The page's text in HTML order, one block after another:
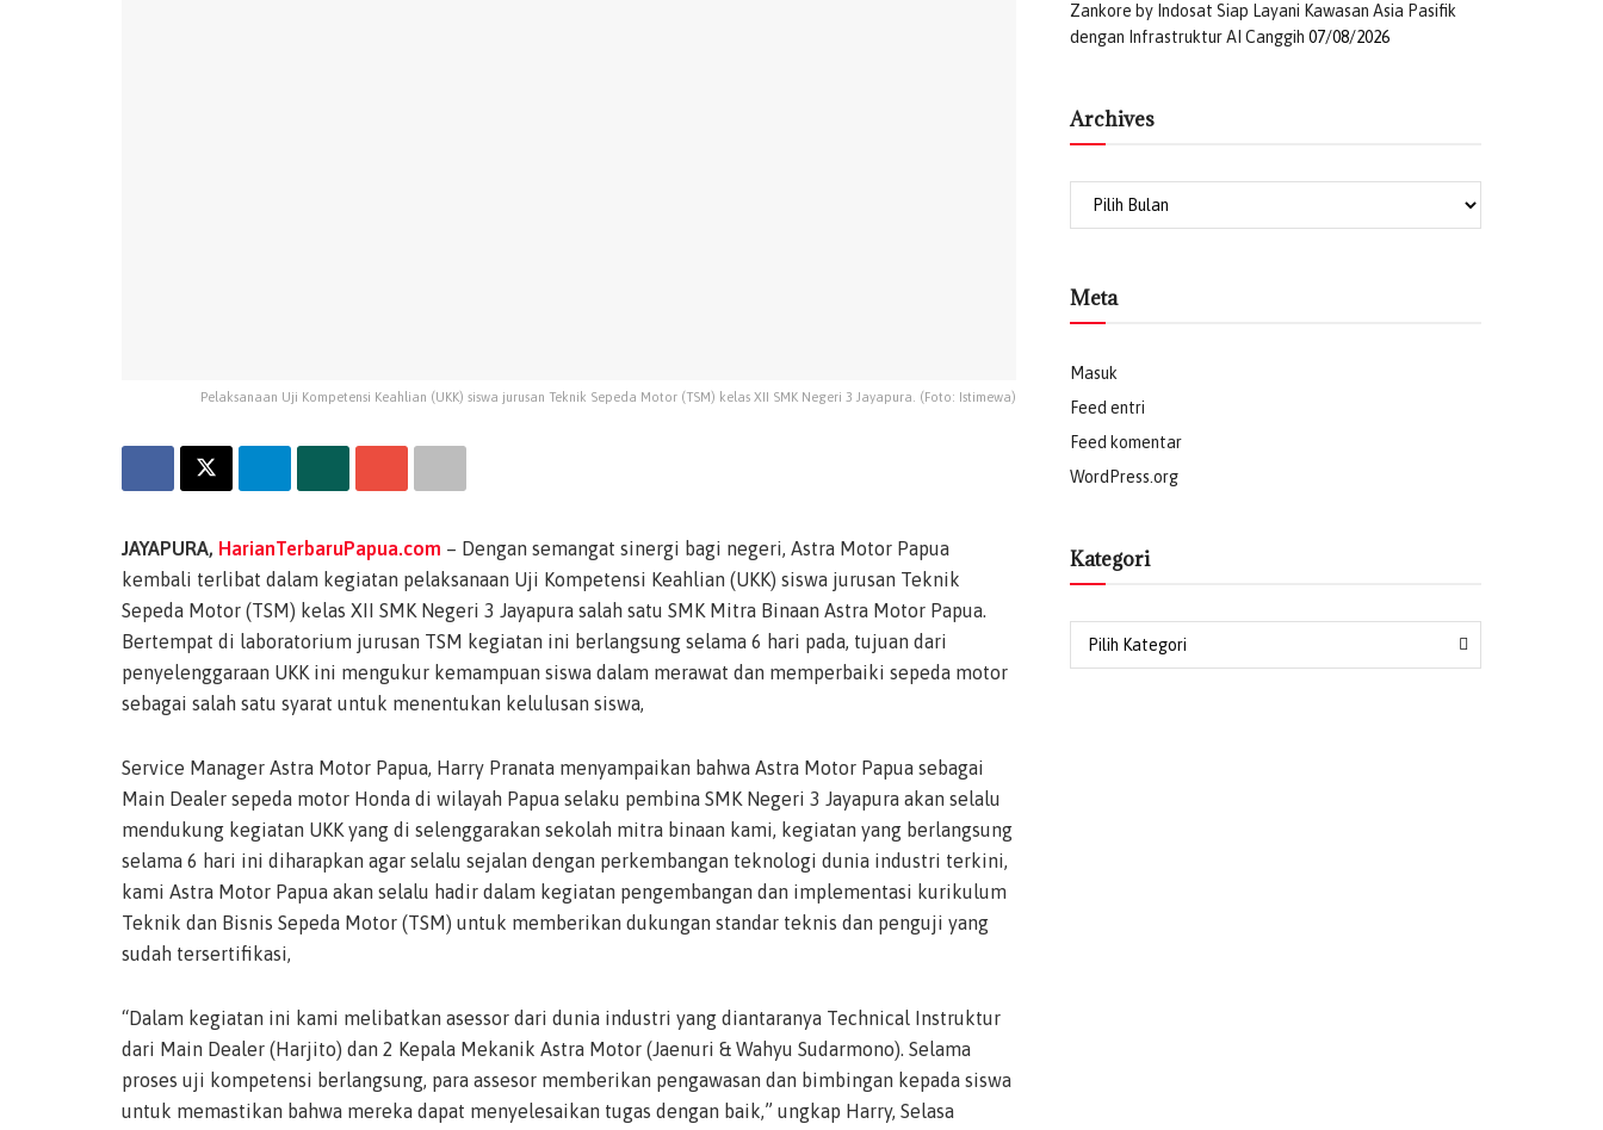
Pelaksanaan Uji Kompetensi Keahlian (UKK) siswa jurusan Teknik Sepeda Motor (TSM) kelas XII SMK Negeri 3 Jayapura. (Foto: Istimewa)
JAYAPURA, HarianTerbaruPapua.com – Dengan semangat sinergi bagi negeri, Astra Motor Papua
kembali terlibat dalam kegiatan pelaksanaan Uji Kompetensi Keahlian (UKK) siswa jurusan Teknik
Sepeda Motor (TSM) kelas XII SMK Negeri 3 Jayapura salah satu SMK Mitra Binaan Astra Motor Papua.
Bertempat di laboratorium jurusan TSM kegiatan ini berlangsung selama 6 hari pada, tujuan dari
penyelenggaraan UKK ini mengukur kemampuan siswa dalam merawat dan memperbaiki sepeda motor
sebagai salah satu syarat untuk menentukan kelulusan siswa,
Service Manager Astra Motor Papua, Harry Pranata menyampaikan bahwa Astra Motor Papua sebagai
Main Dealer sepeda motor Honda di wilayah Papua selaku pembina SMK Negeri 3 Jayapura akan selalu
mendukung kegiatan UKK yang di selenggarakan sekolah mitra binaan kami, kegiatan yang berlangsung
selama 6 hari ini diharapkan agar selalu sejalan dengan perkembangan teknologi dunia industri terkini,
kami Astra Motor Papua akan selalu hadir dalam kegiatan pengembangan dan implementasi kurikulum
Teknik dan Bisnis Sepeda Motor (TSM) untuk memberikan dukungan standar teknis dan penguji yang
sudah tersertifikasi,
“Dalam kegiatan ini kami melibatkan asessor dari dunia industri yang diantaranya Technical Instruktur
dari Main Dealer (Harjito) dan 2 Kepala Mekanik Astra Motor (Jaenuri & Wahyu Sudarmono). Selama
proses uji kompetensi berlangsung, para assesor memberikan pengawasan dan bimbingan kepada siswa
untuk memastikan bahwa mereka dapat menyelesaikan tugas dengan baik,” ungkap Harry, Selasa
Zankore by Indosat Siap Layani Kawasan Asia Pasifik
dengan Infrastruktur AI Canggih 07/08/2026
Archives
Meta
Masuk
Feed entri
Feed komentar
WordPress.org
Kategori
Pilih Kategori